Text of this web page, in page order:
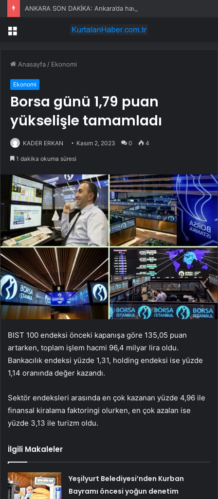
Menü
Anasayfa / Ekonomi
Ekonomi
Borsa günü 1,79 puan
yükselişle tamamladı
KADER ERKAN Kasım 2, 2023 0 4
1 dakika okuma süresi
BIST 100 endeksi önceki kapanışa göre 135,05 puan
artarken, toplam işlem hacmi 96,4 milyar lira oldu.
Bankacılık endeksi yüzde 1,31, holding endeksi ise yüzde
1,14 oranında değer kazandı.
Sektör endeksleri arasında en çok kazanan yüzde 4,96 ile
finansal kiralama faktoringi olurken, en çok azalan ise
yüzde 3,13 ile turizm oldu.
İlgili Makaleler
Yeşilyurt Belediyesi’nden Kurban
Bayramı öncesi yoğun denetim